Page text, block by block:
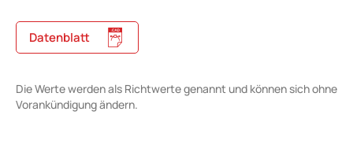
Datenblatt
Die Werte werden als Richtwerte genannt und können sich ohne
Vorankündigung ändern.